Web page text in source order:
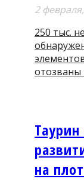
2
250 тыс.
отозваны
Таурин
на